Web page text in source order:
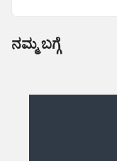
ನಮ್ಮ ಬಗ್ಗೆ